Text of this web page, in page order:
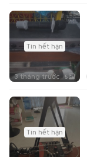
Tin hết hạn
3 tháng trước 5
Tin hết hạn